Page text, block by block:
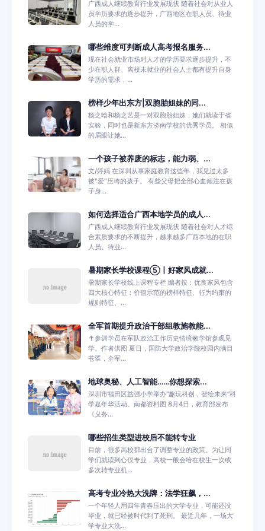
广西成人继续教育行业发展现状 随着社会对从业人
员学历要求的逐步提升，广西地区在职人员、待业
人员的学...
哪些维度可判断成人高考报名服务...
现在社会就业市场对人才的学历要求逐步提升，不
少在职人群、离校未就业的社会人士都有提升自身
学历的需求，...
榜样少年出东方|双胞胎姐妹的同...
杨之晗和杨之艺是一对双胞胎姐妹，她们就读于省
实验，同时也是新东方济南学校的优秀学员。 相似
的眉眼让她...
一个孩子被养废的标志，能力弱、...
文/婷妈 在深圳从事家庭教育这些年，我见过太多
被"爱"压垮的孩子。 有些父母把全部心血倾注在孩
子身...
如何选择适合广西本地学员的成人...
广西成人继续教育行业发展现状 随着社会对人才综
合素质要求的不断提升，越来越多广西本地的在职
人员、待业...
暑期家长学校课程⑤丨好家风成就...
暑期家长学校线上课程专栏 编者按：优良家风包含
四大核心特征：价值示范的榜样特征、行为约束的
规则特征、...
全军首期提升政治干部组教施教能...
↑参训学员在军队政治工作历史情境教学馆参观见
学。作者供图 夏日，国防大学政治学院校园内满目
苍翠，全军...
地球奥秘、人工智能……你想探索...
深圳市福田区益强小学举办“趣玩科创，智绘未来”科
学嘉年华活动。南都资料图 8月4日，教育部发布
《义务...
哪些招生类型进校后不能转专业
目前，很多高校都出台了调整专业的政策。为让同
学们就读到心仪专业，高校一般会给在校生一次或
多次转专业机...
高考专业冷热大洗牌：法学狂飙，...
一个年轻人用四年青春压出的大学专业，可能还没
毕业，就已经被时代判了死刑。 最近几年，一场大
学专业大洗...